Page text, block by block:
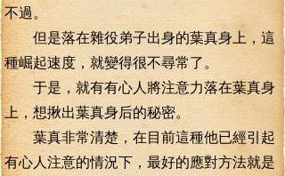
不過。
但是落在雜役弟子出身的葉真身上，這
種崛起速度，就變得很不尋常了。
于是，就有有心人將注意力落在葉真身
上，想揪出葉真身后的秘密。
葉真非常清楚，在目前這種他已經引起
有心人注意的情況下，最好的應對方法就是